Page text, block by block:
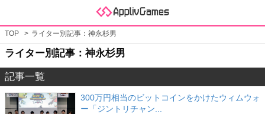
TOP ライター別記事：神永杉男
ライター別記事：神永杉男
記事一覧
300万円相当のビットコインをかけたウィムウォ
ー「ジントリチャン...